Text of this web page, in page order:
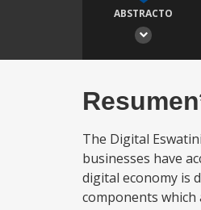
ABSTRACTO
The Digital
businesses have
digital economy is
components which